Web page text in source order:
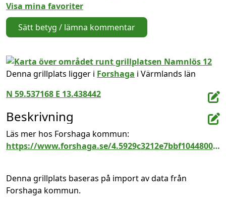
Visa mina favoriter
Sätt betyg / lämna kommentar
Denna grillplats ligger i Forshaga i Värmlands län
N 59.537168 E 13.438442
Beskrivning
Läs mer hos Forshaga kommun:
https://www.forshaga.se/4.5929c3212e7bbf10448000513.html
Denna grillplats baseras på import av data från
Forshaga kommun.